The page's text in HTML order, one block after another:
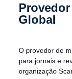
Provedor de mídia da Scania
Global
O provedor de
para jornais e
organização